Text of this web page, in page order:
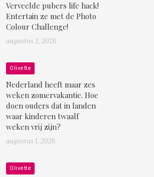
Verveelde pubers life hack!
Entertain ze met de Photo
Colour Challenge!
augustus 2, 2026
Olivette
Nederland heeft maar zes
weken zomervakantie. Hoe
doen ouders dat in landen
waar kinderen twaalf
weken vrij zijn?
augustus 1, 2026
Olivette